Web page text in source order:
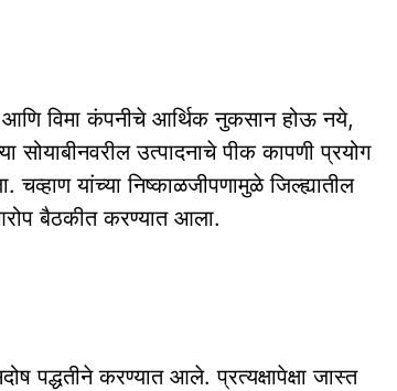
आणि विमा कंपनीचे आर्थिक नुकसान होऊ नये,
सोयाबीनवरील उत्पादनाचे पीक कापणी प्रयोग
यांच्या निष्काळजीपणामुळे जिल्ह्यातील
बैठकीत करण्यात आला.
पद्धतीने करण्यात आले. प्रत्यक्षापेक्षा जास्त